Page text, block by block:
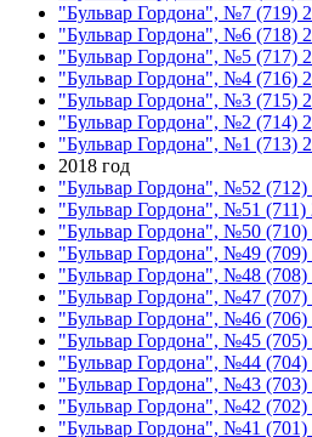
"Бульвар Гордона", №7 (719)
"Бульвар Гордона", №6 (718)
"Бульвар Гордона", №5 (717)
"Бульвар Гордона", №4 (716)
"Бульвар Гордона", №3 (715)
"Бульвар Гордона", №2 (714)
"Бульвар Гордона", №1 (713)
2018 год
"Бульвар Гордона", №52 (712)
"Бульвар Гордона", №51 (711)
"Бульвар Гордона", №50 (710)
"Бульвар Гордона", №49 (709)
"Бульвар Гордона", №48 (708)
"Бульвар Гордона", №47 (707)
"Бульвар Гордона", №46 (706)
"Бульвар Гордона", №45 (705)
"Бульвар Гордона", №44 (704)
"Бульвар Гордона", №43 (703)
"Бульвар Гордона", №42 (702)
"Бульвар Гордона", №41 (701)